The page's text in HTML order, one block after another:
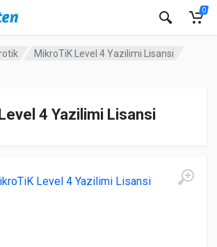
0
MikroTiK Level 4 Yazilimi Lisansi
4 Yazilimi Lisansi